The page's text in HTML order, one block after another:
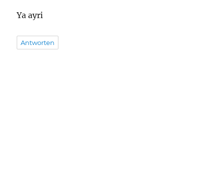
Ya ayri
Antworten